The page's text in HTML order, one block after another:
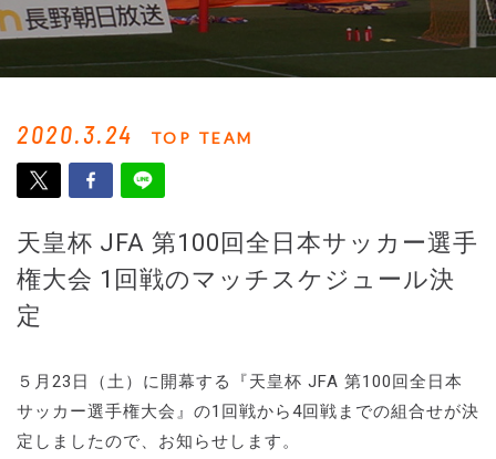
2020.3.24 TOP TEAM
天皇杯 JFA 第100回全日本サッカー選手
権大会 1回戦のマッチスケジュール決
定
５月23日（土）に開幕する『天皇杯 JFA 第100回全日本
サッカー選手権大会』の1回戦から4回戦までの組合せが決
定しましたので、お知らせします。